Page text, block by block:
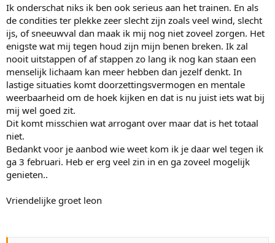
Ik onderschat niks ik ben ook serieus aan het trainen. En als
de condities ter plekke zeer slecht zijn zoals veel wind, slecht
ijs, of sneeuwval dan maak ik mij nog niet zoveel zorgen. Het
enigste wat mij tegen houd zijn mijn benen breken. Ik zal
nooit uitstappen of af stappen zo lang ik nog kan staan een
menselijk lichaam kan meer hebben dan jezelf denkt. In
lastige situaties komt doorzettingsvermogen en mentale
weerbaarheid om de hoek kijken en dat is nu juist iets wat bij
mij wel goed zit.
Dit komt misschien wat arrogant over maar dat is het totaal
niet.
Bedankt voor je aanbod wie weet kom ik je daar wel tegen ik
ga 3 februari. Heb er erg veel zin in en ga zoveel mogelijk
genieten..
Vriendelijke groet leon